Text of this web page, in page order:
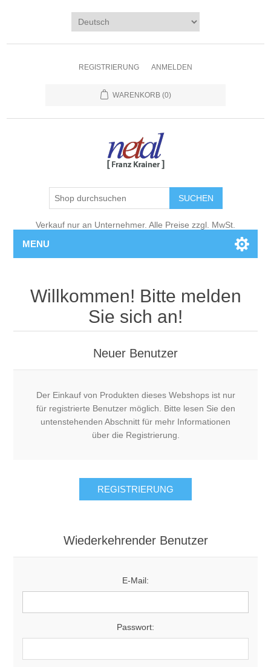
REGISTRIERUNG ANMELDEN
WARENKORB (0)
Verkauf nur an Unternehmer. Alle Preise zzgl. MwSt.
MENU
Willkommen! Bitte melden
Sie sich an!
Neuer Benutzer
Der Einkauf von Produkten dieses Webshops ist nur
für registrierte Benutzer möglich. Bitte lesen Sie den
untenstehenden Abschnitt für mehr Informationen
über die Registrierung.
Wiederkehrender Benutzer
E-Mail:
Passwort: